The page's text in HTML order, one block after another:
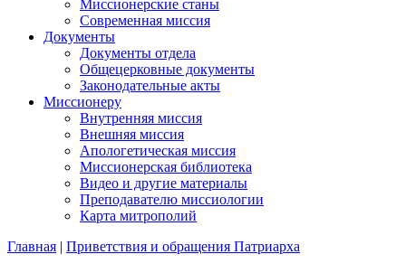
Миссионерские станы
Современная миссия
Документы
Документы отдела
Общецерковные документы
Законодательные акты
Миссионеру
Внутренняя миссия
Внешняя миссия
Апологетическая миссия
Миссионерская библиотека
Видео и другие материалы
Преподавателю миссиологии
Карта митрополий
Главная | Приветствия и обращения Патриарха